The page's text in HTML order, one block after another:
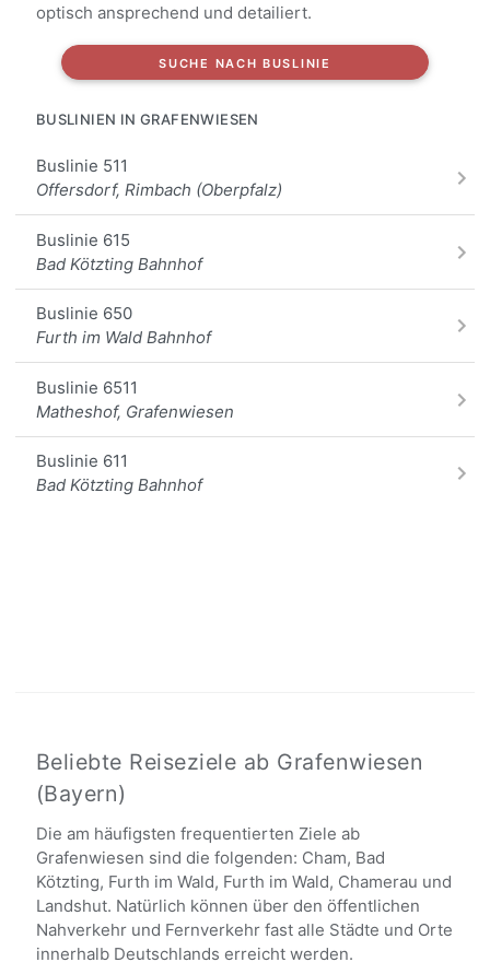
optisch ansprechend und detailiert.
SUCHE NACH BUSLINIE
BUSLINIEN IN GRAFENWIESEN
Buslinie 511
Offersdorf, Rimbach (Oberpfalz)
Buslinie 615
Bad Kötzting Bahnhof
Buslinie 650
Furth im Wald Bahnhof
Buslinie 6511
Matheshof, Grafenwiesen
Buslinie 611
Bad Kötzting Bahnhof
Beliebte Reiseziele ab Grafenwiesen
(Bayern)
Die am häufigsten frequentierten Ziele ab
Grafenwiesen sind die folgenden: Cham, Bad
Kötzting, Furth im Wald, Furth im Wald, Chamerau und
Landshut. Natürlich können über den öffentlichen
Nahverkehr und Fernverkehr fast alle Städte und Orte
innerhalb Deutschlands erreicht werden.